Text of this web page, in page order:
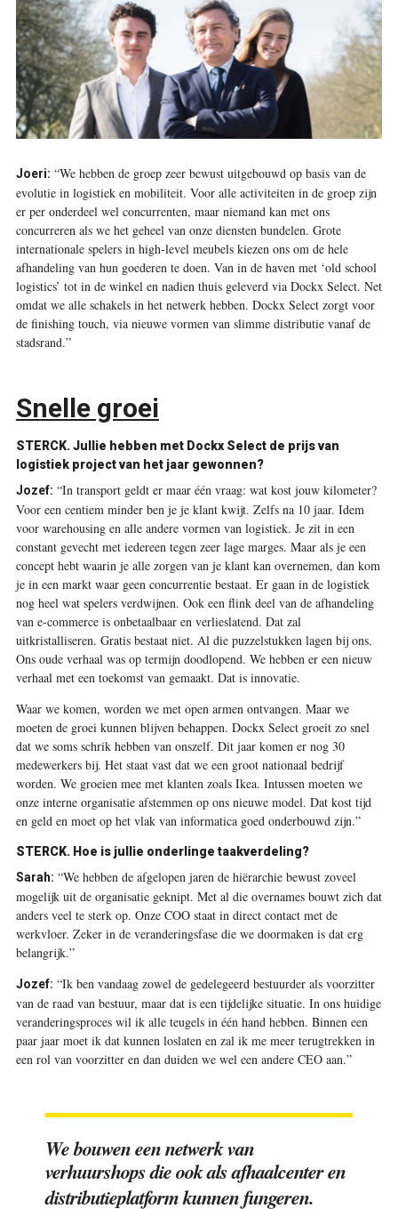
Joeri: “We hebben de groep zeer bewust uitgebouwd op basis van de
evolutie in logistiek en mobiliteit. Voor alle activiteiten in de groep zijn
er per onderdeel wel concurrenten, maar niemand kan met ons
concurreren als we het geheel van onze diensten bundelen. Grote
internationale spelers in high-level meubels kiezen ons om de hele
afhandeling van hun goederen te doen. Van in de haven met ‘old school
logistics’ tot in de winkel en nadien thuis geleverd via Dockx Select. Net
omdat we alle schakels in het netwerk hebben. Dockx Select zorgt voor
de finishing touch, via nieuwe vormen van slimme distributie vanaf de
stadsrand.”
Snelle groei
STERCK. Jullie hebben met Dockx Select de prijs van
logistiek project van het jaar gewonnen?
Jozef: “In transport geldt er maar één vraag: wat kost jouw kilometer?
Voor een centiem minder ben je je klant kwijt. Zelfs na 10 jaar. Idem
voor warehousing en alle andere vormen van logistiek. Je zit in een
constant gevecht met iedereen tegen zeer lage marges. Maar als je een
concept hebt waarin je alle zorgen van je klant kan overnemen, dan kom
je in een markt waar geen concurrentie bestaat. Er gaan in de logistiek
nog heel wat spelers verdwijnen. Ook een flink deel van de afhandeling
van e-commerce is onbetaalbaar en verlieslatend. Dat zal
uitkristalliseren. Gratis bestaat niet. Al die puzzelstukken lagen bij ons.
Ons oude verhaal was op termijn doodlopend. We hebben er een nieuw
verhaal met een toekomst van gemaakt. Dat is innovatie.
Waar we komen, worden we met open armen ontvangen. Maar we
moeten de groei kunnen blijven behappen. Dockx Select groeit zo snel
dat we soms schrik hebben van onszelf. Dit jaar komen er nog 30
medewerkers bij. Het staat vast dat we een groot nationaal bedrijf
worden. We groeien mee met klanten zoals Ikea. Intussen moeten we
onze interne organisatie afstemmen op ons nieuwe model. Dat kost tijd
en geld en moet op het vlak van informatica goed onderbouwd zijn.”
STERCK. Hoe is jullie onderlinge taakverdeling?
Sarah: “We hebben de afgelopen jaren de hiërarchie bewust zoveel
mogelijk uit de organisatie geknipt. Met al die overnames bouwt zich dat
anders veel te sterk op. Onze COO staat in direct contact met de
werkvloer. Zeker in de veranderingsfase die we doormaken is dat erg
belangrijk.”
Jozef: “Ik ben vandaag zowel de gedelegeerd bestuurder als voorzitter
van de raad van bestuur, maar dat is een tijdelijke situatie. In ons huidige
veranderingsproces wil ik alle teugels in één hand hebben. Binnen een
paar jaar moet ik dat kunnen loslaten en zal ik me meer terugtrekken in
een rol van voorzitter en dan duiden we wel een andere CEO aan.”
We bouwen een netwerk van
verhuurshops die ook als afhaalcenter en
distributieplatform kunnen fungeren.